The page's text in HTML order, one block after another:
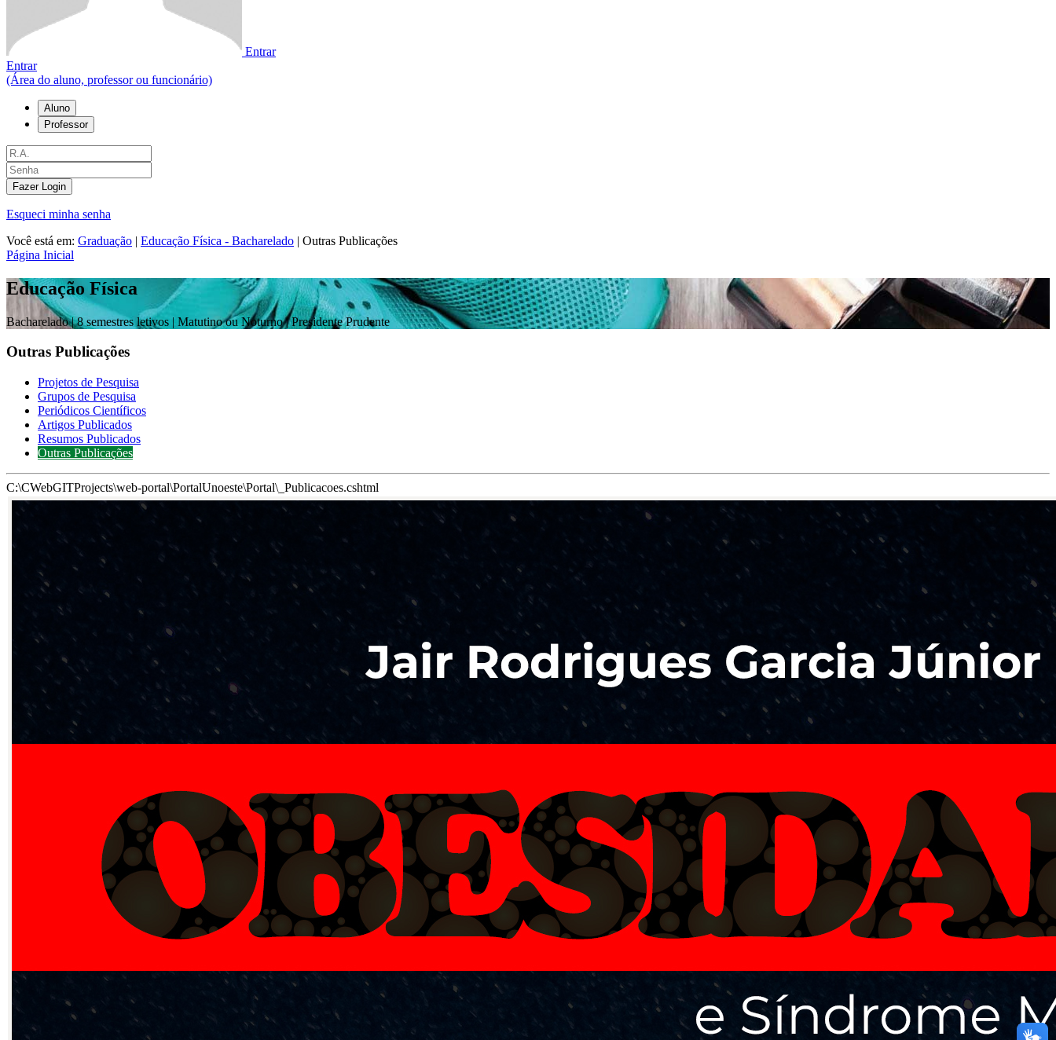
Entrar
Entrar
(Área do aluno, professor ou funcionário)
Aluno
Professor
Fazer Login
Esqueci minha senha
Você está em: Graduação | Educação Física - Bacharelado | Outras Publicações
Página Inicial
Educação Física
Bacharelado |8 semestres letivos | Matutino ou Noturno| Presidente Prudente
Outras Publicações
Projetos de Pesquisa
Grupos de Pesquisa
Periódicos Científicos
Artigos Publicados
Resumos Publicados
Outras Publicações
C:\CWebGITProjects\web-portal\PortalUnoeste\Portal\_Publicacoes.cshtml